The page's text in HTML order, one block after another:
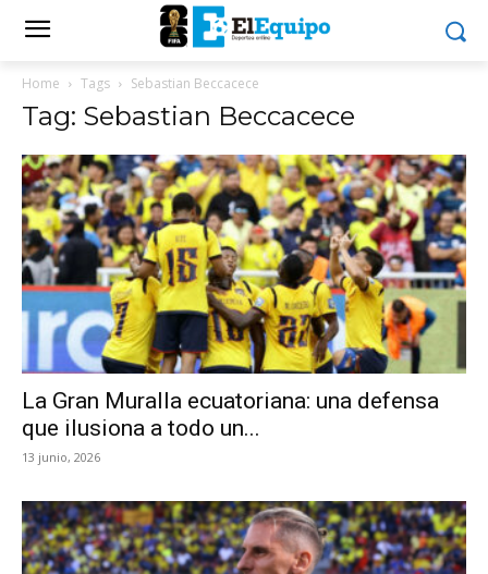
Home Tags Sebastian Beccacece
Tag: Sebastian Beccacece
La Gran Muralla ecuatoriana: una defensa
que ilusiona a todo un...
13 junio, 2026